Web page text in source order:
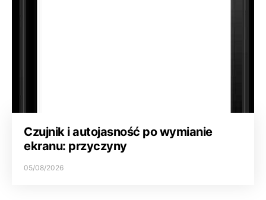
Czujnik i autojasność po wymianie
ekranu: przyczyny
05/08/2026